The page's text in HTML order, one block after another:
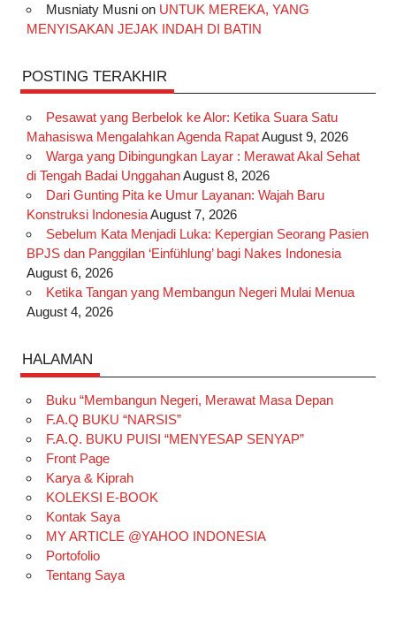
Musniaty Musnion UNTUK MEREKA, YANG
MENYISAKAN JEJAK INDAH DI BATIN
POSTING TERAKHIR
Pesawat yang Berbelok ke Alor: Ketika Suara Satu
Mahasiswa Mengalahkan Agenda RapatAugust 9, 2026
Warga yang Dibingungkan Layar : Merawat Akal Sehat
di Tengah Badai UnggahanAugust 8, 2026
Dari Gunting Pita ke Umur Layanan: Wajah Baru
Konstruksi IndonesiaAugust 7, 2026
Sebelum Kata Menjadi Luka: Kepergian Seorang Pasien
BPJS dan Panggilan ‘Einfühlung’ bagi Nakes Indonesia
August 6, 2026
Ketika Tangan yang Membangun Negeri Mulai Menua
August 4, 2026
HALAMAN
Buku “Membangun Negeri, Merawat Masa Depan
F.A.Q BUKU “NARSIS”
F.A.Q. BUKU PUISI “MENYESAP SENYAP”
Front Page
Karya & Kiprah
KOLEKSI E-BOOK
Kontak Saya
MY ARTICLE @YAHOO INDONESIA
Portofolio
Tentang Saya